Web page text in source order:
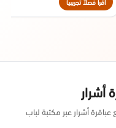
أشرار عبر مكتبة لباب